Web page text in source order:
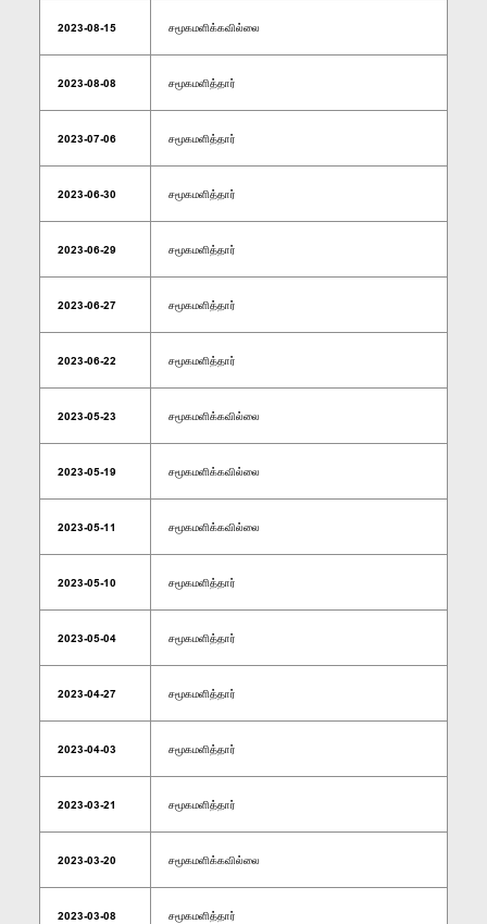
2023-08-15 சமூகமளிக்கவில்லை
2023-08-08 சமூகமளித்தார்
2023-07-06 சமூகமளித்தார்
2023-06-30 சமூகமளித்தார்
2023-06-29 சமூகமளித்தார்
2023-06-27 சமூகமளித்தார்
2023-06-22 சமூகமளித்தார்
2023-05-23 சமூகமளிக்கவில்லை
2023-05-19 சமூகமளிக்கவில்லை
2023-05-11 சமூகமளிக்கவில்லை
2023-05-10 சமூகமளித்தார்
2023-05-04 சமூகமளித்தார்
2023-04-27 சமூகமளித்தார்
2023-04-03 சமூகமளித்தார்
2023-03-21 சமூகமளித்தார்
2023-03-20 சமூகமளிக்கவில்லை
2023-03-08 சமூகமளித்தார்